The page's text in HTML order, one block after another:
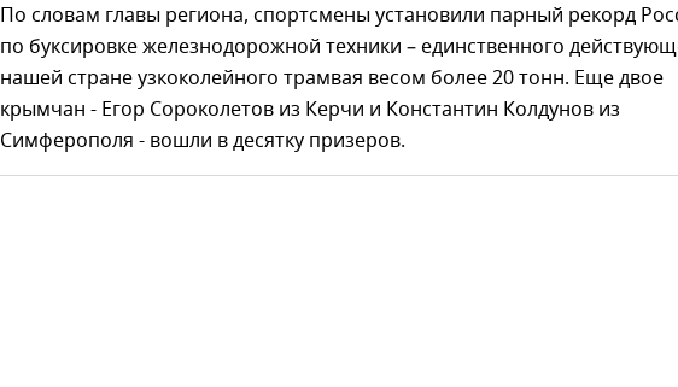
По словам главы региона, спортсмены установили парный рекорд
по буксировке железнодорожной техники – единственного
нашей стране узкоколейного трамвая весом более 20 тонн. Еще двое
крымчан - Егор Сороколетов из Керчи и Константин Колдунов из
Симферополя - вошли в десятку призеров.